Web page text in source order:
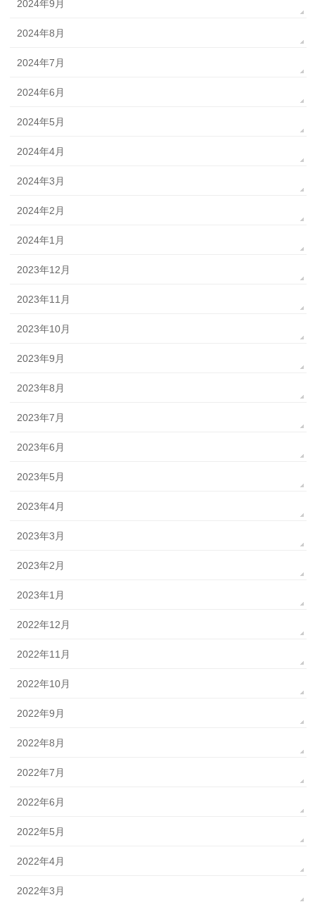
2024年9月
2024年8月
2024年7月
2024年6月
2024年5月
2024年4月
2024年3月
2024年2月
2024年1月
2023年12月
2023年11月
2023年10月
2023年9月
2023年8月
2023年7月
2023年6月
2023年5月
2023年4月
2023年3月
2023年2月
2023年1月
2022年12月
2022年11月
2022年10月
2022年9月
2022年8月
2022年7月
2022年6月
2022年5月
2022年4月
2022年3月